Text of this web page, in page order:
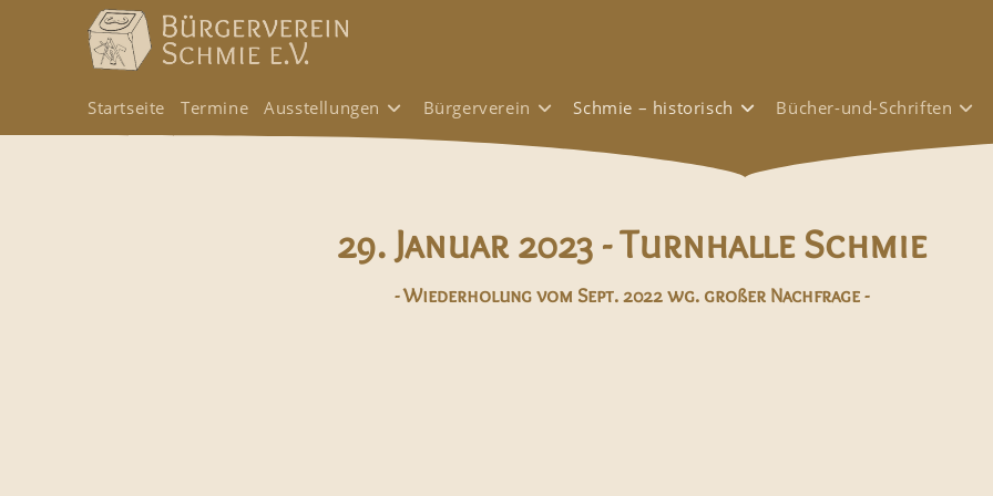
Startseite Termine Ausstellungen Bürgerverein Schmie – historisch Bücher-und-Schriften
29. Januar 2023 - Turnhalle Schmie
- Wiederholung vom Sept. 2022 wg. großer Nachfrage -